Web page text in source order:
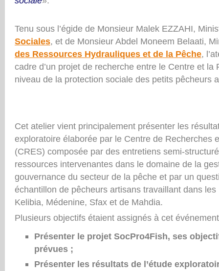
Tenu sous l’égide de Monsieur Malek EZZAHI,
Sociales, et de Monsieur Abdel Moneem Belaati,
des Ressources Hydrauliques et de la Pêche,
cadre d’un projet de recherche entre le Centre et la
niveau de la protection sociale des petits pêcheurs
Cet atelier vient principalement présenter les
exploratoire élaborée par le Centre de Recherches
(CRES) composée par des entretiens semi-
ressources intervenantes dans le domaine de la
gouvernance du secteur de la pêche et par un
échantillon de pêcheurs artisans travaillant dans
Kelibia, Médenine, Sfax et de Mahdia.
Plusieurs objectifs étaient assignés à cet
Présenter le projet SocPro4Fish, ses
prévues ;
Présenter les résultats de l’étude